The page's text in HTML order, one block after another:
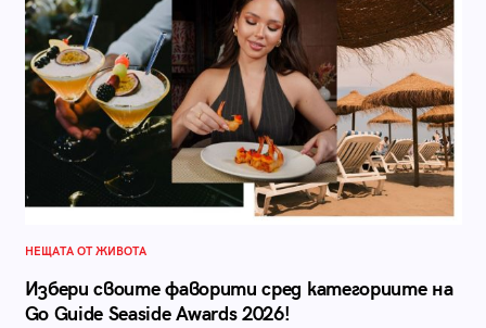
НЕЩАТА ОТ ЖИВОТА
Избери своите фаворити сред категориите на
Go Guide Seaside Awards 2026!